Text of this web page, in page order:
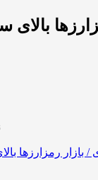
۹۰ هزار دلار